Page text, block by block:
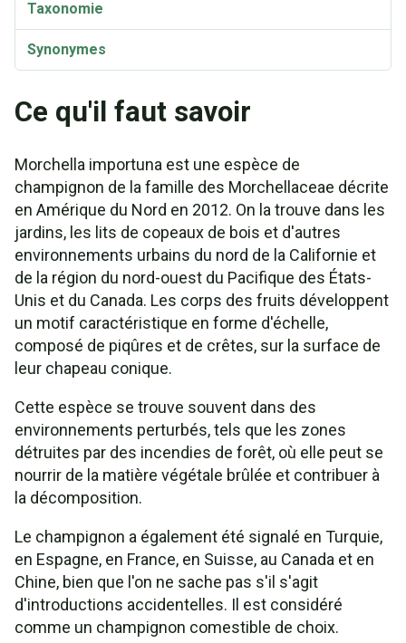
Taxonomie
Synonymes
Ce qu'il faut savoir
Morchella importuna est une espèce de
champignon de la famille des Morchellaceae décrite
en Amérique du Nord en 2012. On la trouve dans les
jardins, les lits de copeaux de bois et d'autres
environnements urbains du nord de la Californie et
de la région du nord-ouest du Pacifique des États-
Unis et du Canada. Les corps des fruits développent
un motif caractéristique en forme d'échelle,
composé de piqûres et de crêtes, sur la surface de
leur chapeau conique.
Cette espèce se trouve souvent dans des
environnements perturbés, tels que les zones
détruites par des incendies de forêt, où elle peut se
nourrir de la matière végétale brûlée et contribuer à
la décomposition.
Le champignon a également été signalé en Turquie,
en Espagne, en France, en Suisse, au Canada et en
Chine, bien que l'on ne sache pas s'il s'agit
d'introductions accidentelles. Il est considéré
comme un champignon comestible de choix.